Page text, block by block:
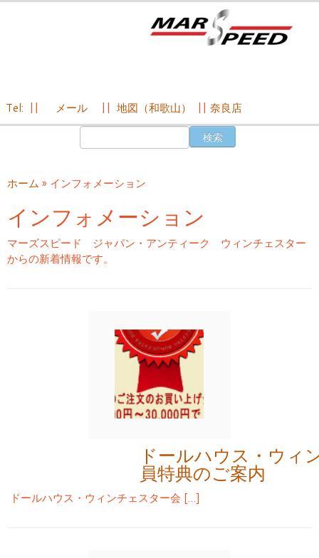
ン
キ
ッ
Tel: メール 地図（和歌山） 奈良店
ホーム » インフォメーション
インフォメーション
マーズスピード ジャパン・アンティーク ウィンチェスター
からの新着情報です。
ドールハウス・ウィ
員特典のご案内
ドールハウス・ウィンチェスター会 […]